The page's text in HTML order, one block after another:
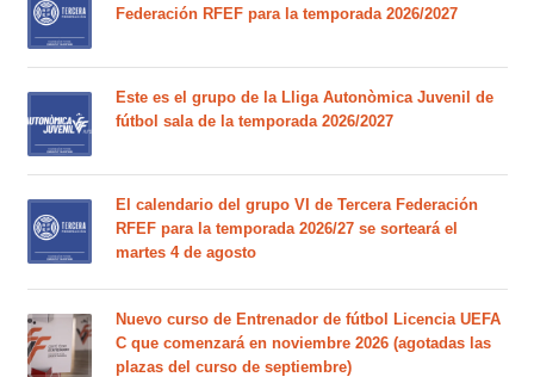
Federación RFEF para la temporada 2026/2027
Este es el grupo de la Lliga Autonòmica Juvenil de
fútbol sala de la temporada 2026/2027
El calendario del grupo VI de Tercera Federación
RFEF para la temporada 2026/27 se sorteará el
martes 4 de agosto
Nuevo curso de Entrenador de fútbol Licencia UEFA
C que comenzará en noviembre 2026 (agotadas las
plazas del curso de septiembre)